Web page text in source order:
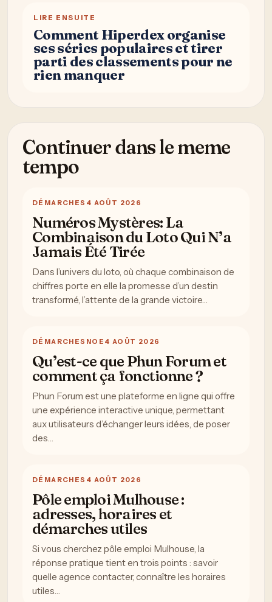
LIRE ENSUITE
Comment Hiperdex organise
ses séries populaires et tirer
parti des classements pour ne
rien manquer
Continuer dans le meme
tempo
DÉMARCHES 4 AOÛT 2026
Numéros Mystères: La
Combinaison du Loto Qui N’a
Jamais Été Tirée
Dans l’univers du loto, où chaque combinaison de
chiffres porte en elle la promesse d’un destin
transformé, l’attente de la grande victoire…
DÉMARCHES NOE 4 AOÛT 2026
Qu’est-ce que Phun Forum et
comment ça fonctionne ?
Phun Forum est une plateforme en ligne qui offre
une expérience interactive unique, permettant
aux utilisateurs d’échanger leurs idées, de poser
des…
DÉMARCHES 4 AOÛT 2026
Pôle emploi Mulhouse :
adresses, horaires et
démarches utiles
Si vous cherchez pôle emploi Mulhouse, la
réponse pratique tient en trois points : savoir
quelle agence contacter, connaître les horaires
utiles…